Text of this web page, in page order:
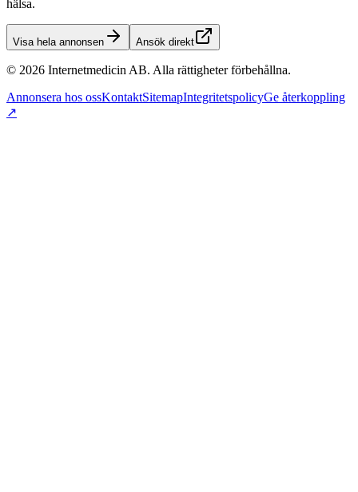
hälsa.
Visa hela annonsen Ansök direkt
© 2026 Internetmedicin AB. Alla rättigheter förbehållna.
Annonsera hos ossKontaktSitemapIntegritetspolicyGe återkoppling
↗